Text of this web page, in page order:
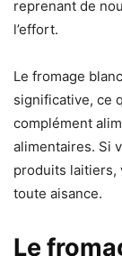
reprenant de
l’effort.
Le fromage
significative, ce
complément
alimentaires. Si
produits laitiers,
toute aisance.
Le